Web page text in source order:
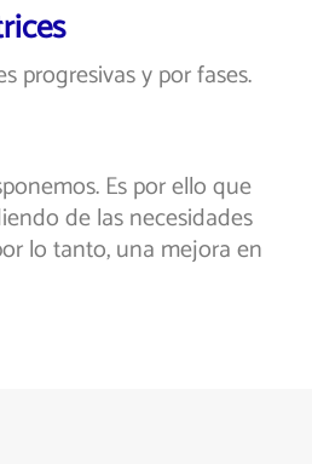
progresivas y por fases.
Es por ello que
de las necesidades
lo tanto, una mejora en